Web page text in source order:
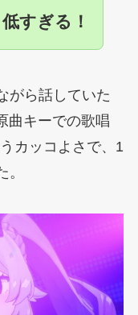
すぎる！
がら話していた
曲キーでの歌唱
カッコよさで、1